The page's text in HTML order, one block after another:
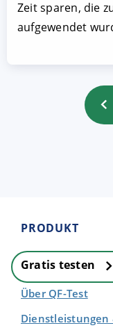
Zeit sparen, die
aufgewendet
PRODUKT
Gratis testen
Über QF-Test
Dienstleistungen